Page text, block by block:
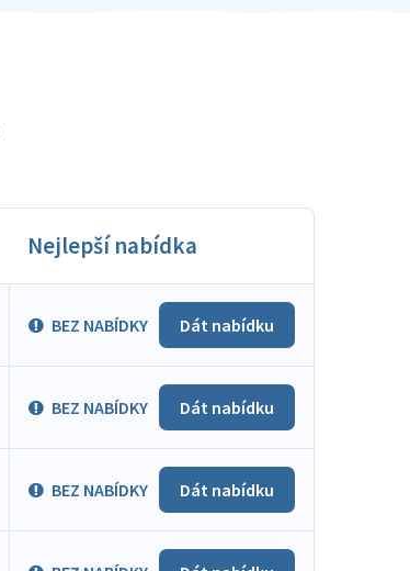
Nejlepší nabídka
BEZ NABÍDKY Dát nabídku
BEZ NABÍDKY Dát nabídku
BEZ NABÍDKY Dát nabídku